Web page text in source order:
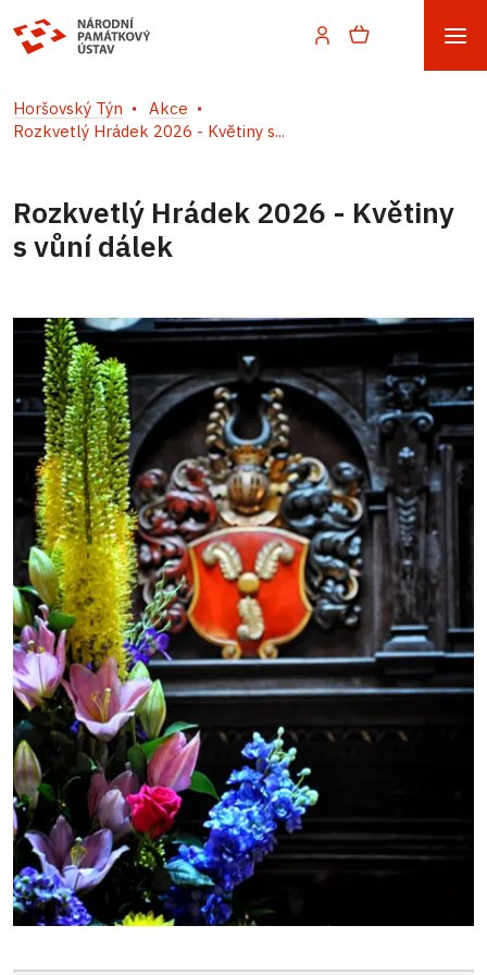
Horšovský Týn
Akce
Rozkvetlý Hrádek 2026 - Květiny s...
Rozkvetlý Hrádek 2026 - Květiny
s vůní dálek